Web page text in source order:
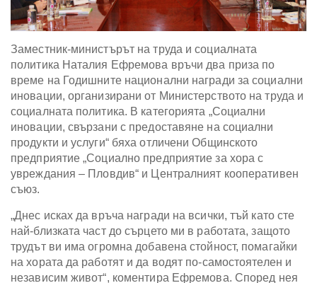
Заместник-министърът на труда и социалната
политика Наталия Ефремова връчи два приза по
време на Годишните национални награди за социални
иновации, организирани от Министерството на труда и
социалната политика. В категорията „Социални
иновации, свързани с предоставяне на социални
продукти и услуги“ бяха отличени Общинското
предприятие „Социално предприятие за хора с
увреждания – Пловдив“ и Централният кооперативен
съюз.
„Днес исках да връча награди на всички, тъй като сте
най-близката част до сърцето ми в работата, защото
трудът ви има огромна добавена стойност, помагайки
на хората да работят и да водят по-самостоятелен и
независим живот“, коментира Ефремова. Според нея